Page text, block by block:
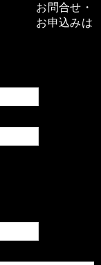
お問合せ・
お申込みは